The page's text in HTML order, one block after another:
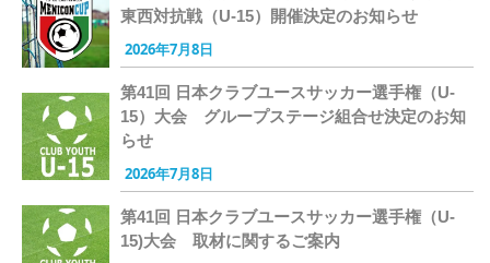
東西対抗戦（U-15）開催決定のお知らせ
2026年7月8日
第41回 日本クラブユースサッカー選手権（U-
15）大会 グループステージ組合せ決定のお知
らせ
2026年7月8日
第41回 日本クラブユースサッカー選手権（U-
15)大会 取材に関するご案内